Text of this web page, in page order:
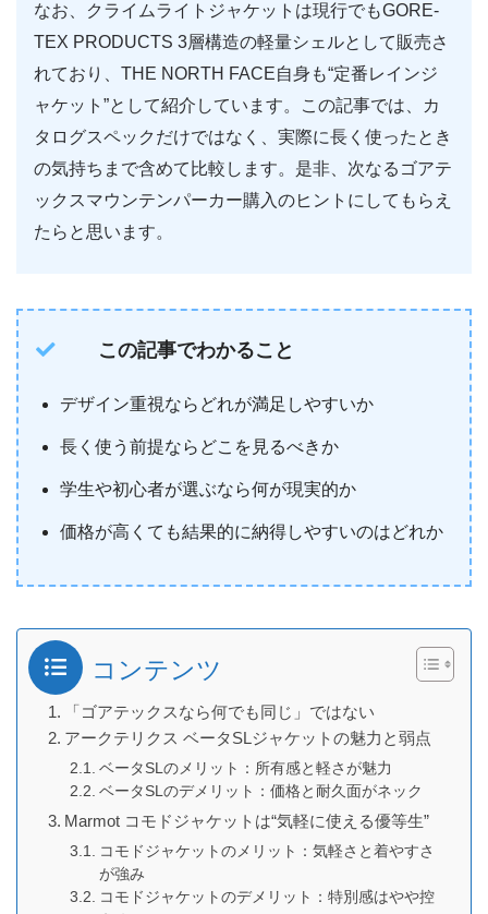
なお、クライムライトジャケットは現行でもGORE-
TEX PRODUCTS 3層構造の軽量シェルとして販売さ
れており、THE NORTH FACE自身も“定番レインジ
ャケット”として紹介しています。この記事では、カ
タログスペックだけではなく、実際に長く使ったとき
の気持ちまで含めて比較します。是非、次なるゴアテ
ックスマウンテンパーカー購入のヒントにしてもらえ
たらと思います。
この記事でわかること
デザイン重視ならどれが満足しやすいか
長く使う前提ならどこを見るべきか
学生や初心者が選ぶなら何が現実的か
価格が高くても結果的に納得しやすいのはどれか
コンテンツ
「ゴアテックスなら何でも同じ」ではない
アークテリクス ベータSLジャケットの魅力と弱点
ベータSLのメリット：所有感と軽さが魅力
ベータSLのデメリット：価格と耐久面がネック
Marmot コモドジャケットは“気軽に使える優等生”
コモドジャケットのメリット：気軽さと着やすさ
が強み
コモドジャケットのデメリット：特別感はやや控